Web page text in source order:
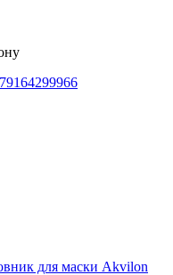
79164299966
для маски Akvilon